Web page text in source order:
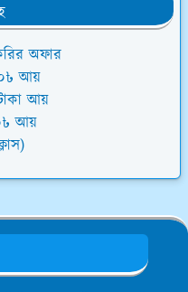
অফার
আয়
আয়
আয়